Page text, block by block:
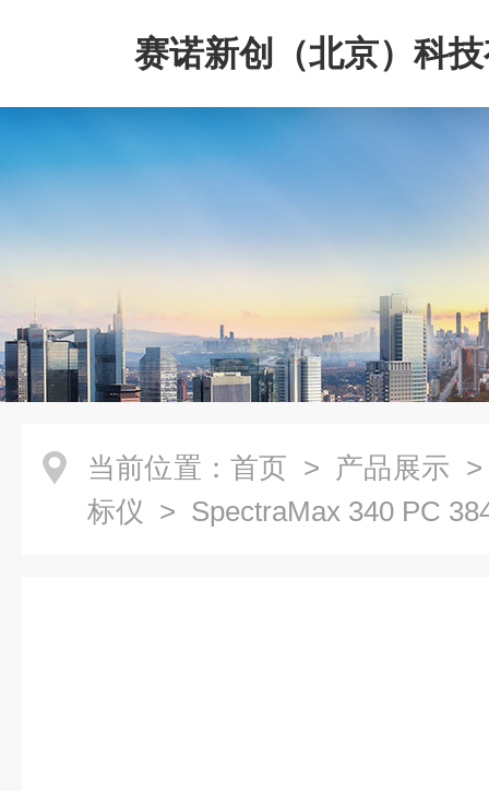
赛诺新创（北京）科
司
当前位置： 首页 > 产品展示
标仪 > SpectraMax 340 PC